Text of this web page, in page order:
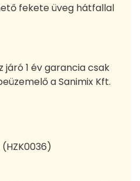
fekete üveg hátfallal
járó 1 év garancia csak
a Sanimix Kft.
(HZK0036)